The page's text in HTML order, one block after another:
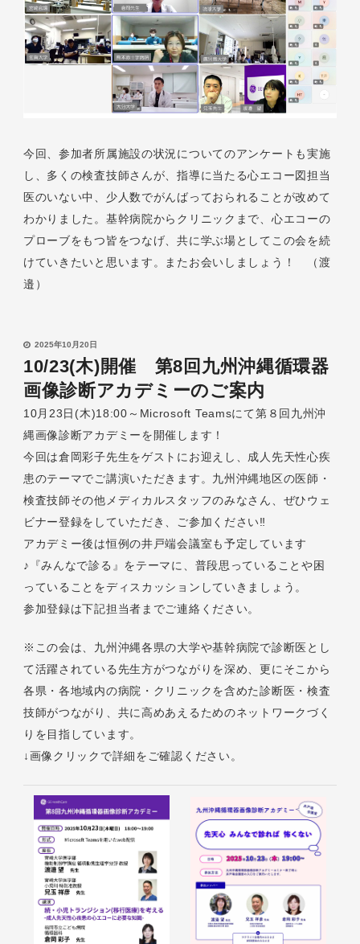
今回、参加者所属施設の状況についてのアンケートも実施
し、多くの検査技師さんが、指導に当たる心エコー図担当
医のいない中、少人数でがんばっておられることが改めて
わかりました。基幹病院からクリニックまで、心エコーの
プローブをもつ皆をつなげ、共に学ぶ場としてこの会を続
けていきたいと思います。またお会いしましょう！ （渡
邉）
2025年10月20日
10/23(木)開催 第8回九州沖縄循環器
画像診断アカデミーのご案内
10月23日(木)18:00～Microsoft Teamsにて第８回九州沖
縄画像診断アカデミーを開催します！
今回は倉岡彩子先生をゲストにお迎えし、成人先天性心疾
患のテーマでご講演いただきます。九州沖縄地区の医師・
検査技師その他メディカルスタッフのみなさん、ぜひウェ
ビナー登録をしていただき、ご参加ください‼
アカデミー後は恒例の井戸端会議室も予定しています
♪『みんなで診る』をテーマに、普段思っていることや困
っていることをディスカッションしていきましょう。
参加登録は下記担当者までご連絡ください。
※この会は、九州沖縄各県の大学や基幹病院で診断医とし
て活躍されている先生方がつながりを深め、更にそこから
各県・各地域内の病院・クリニックを含めた診断医・検査
技師がつながり、共に高めあえるためのネットワークづく
りを目指しています。
↓画像クリックで詳細をご確認ください。